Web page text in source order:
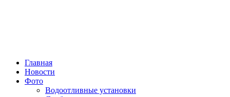
Главная
Новости
Фото
Водоотливные установки